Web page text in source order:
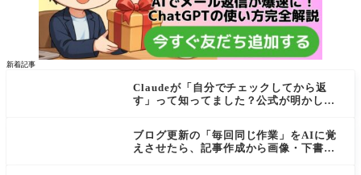
新着記事
Claudeが「自分でチェックしてから返
す」って知ってました？公式が明かし
ブログ更新の「毎回同じ作業」をAIに覚
えさせたら、記事作成から画像・下書き